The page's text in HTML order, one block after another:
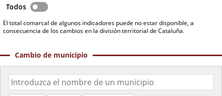
Todos
El total comarcal de algunos indicadores puede no estar disponible, a
consecuencia de los cambios en la división territorial de Cataluña.
Cambio de municipio